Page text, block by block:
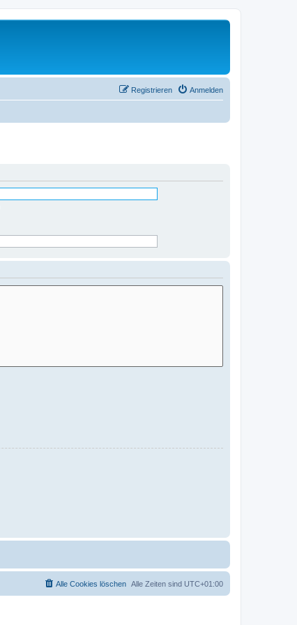
Anmelden
Registrieren
Alle Zeiten sind UTC+01:00
Alle Cookies löschen